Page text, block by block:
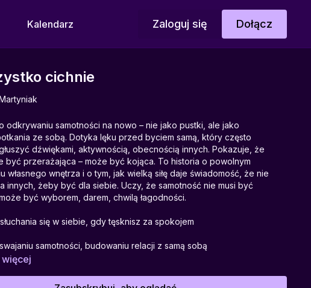
Kalendarz Zaloguj się Dołącz
cichnie
odkrywaniu samotności na nowo – nie jako pustki, ale jako
ze sobą. Dotyka lęku przed byciem samą, który często
dźwiękami, aktywnością, obecnością innych. Pokazuje, że
być przerażająca – może być kojąca. To historia o powolnym
własnego wnętrza i o tym, jak wielką siłę daje świadomość, że nie
innych, żeby być dla siebie. Uczy, że samotność nie musi być
być wyborem, darem, chwilą łagodności.
się w siebie, gdy tęsknisz za spokojem
samotności, budowaniu relacji z samą sobą